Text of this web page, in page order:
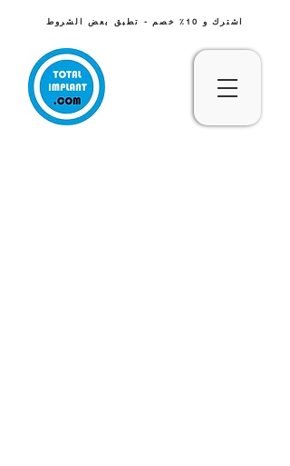
اشترك و 10٪ خصم - تطبق بعض الشروط